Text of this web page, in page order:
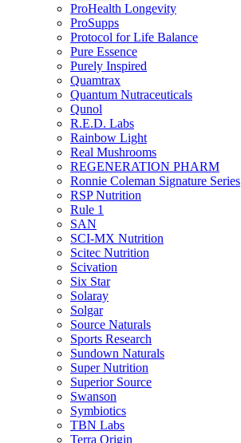
ProHealth Longevity
ProSupps
Protocol for Life Balance
Pure Essence
Purely Inspired
Quamtrax
Quantum Nutraceuticals
Qunol
R.E.D. Labs
Rainbow Light
Real Mushrooms
REGENERATION PHARM
Ronnie Coleman Signature Series
RSP Nutrition
Rule 1
SAN
SCI-MX Nutrition
Scitec Nutrition
Scivation
Six Star
Solaray
Solgar
Source Naturals
Sports Research
Sundown Naturals
Super Nutrition
Superior Source
Swanson
Symbiotics
TBN Labs
Terra Origin